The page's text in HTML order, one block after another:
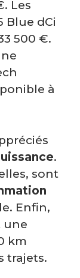
Les
Blue dCi
500 €.
à
.
sont
Enfin,
une
km
trajets.